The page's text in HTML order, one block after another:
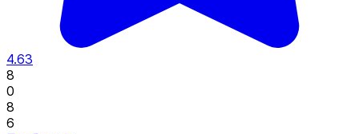
4.63
8
0
8
6